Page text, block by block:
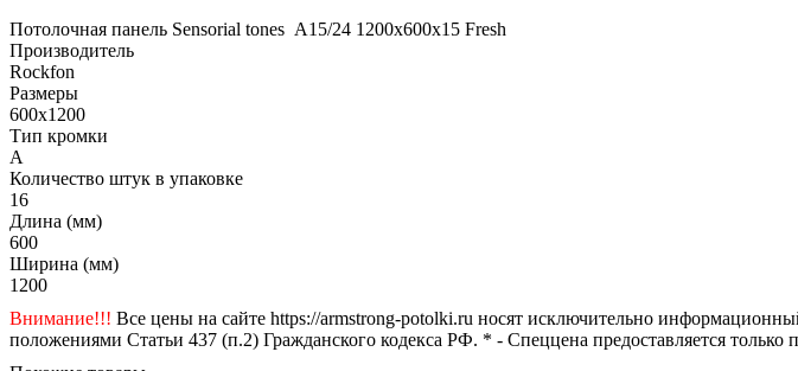
Потолочная панель Sensorial tones A15/24 1200x600x15 Fresh
Производитель
Rockfon
Размеры
600x1200
Тип кромки
A
Количество штук в упаковке
16
Длина (мм)
600
Ширина (мм)
1200
Внимание!!! Все цены на сайте https://armstrong-potolki.ru носят исключительно
положениями Статьи 437 (п.2) Гражданского кодекса РФ. * - Спеццена предоставляется